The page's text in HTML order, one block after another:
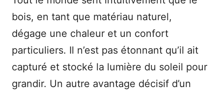
bois, en tant que matériau naturel,
dégage une chaleur et un confort
particuliers. Il n’est pas étonnant qu’il ait
capturé et stocké la lumière du soleil pour
grandir. Un autre avantage décisif d’un